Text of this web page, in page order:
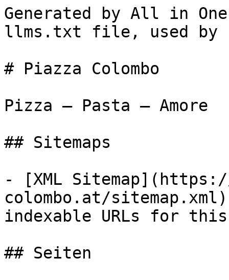
Generated by All in
llms.txt file, used by
# Piazza Colombo
Pizza – Pasta – Amore
## Sitemaps
- [XML
colombo.at/
indexable URLs for
## Seiten